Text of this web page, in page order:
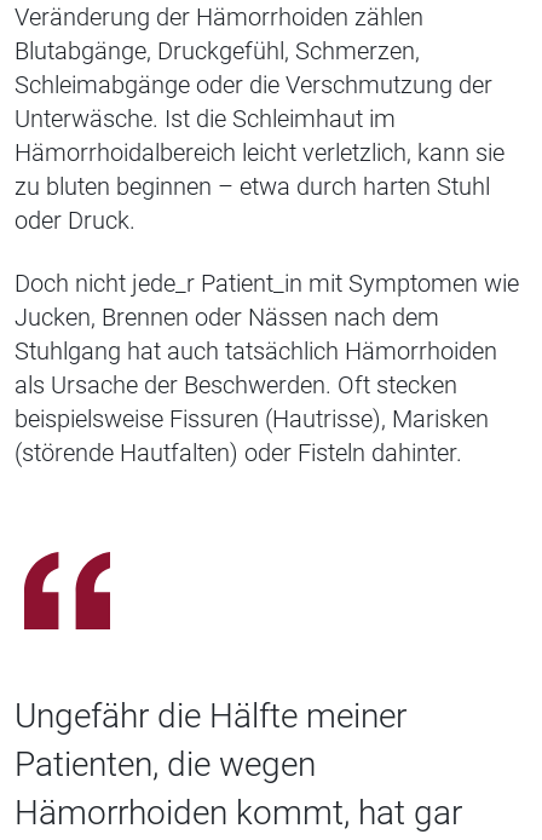
Veränderung der Hämorrhoiden zählen
Blutabgänge, Druckgefühl, Schmerzen,
Schleimabgänge oder die Verschmutzung der
Unterwäsche. Ist die Schleimhaut im
Hämorrhoidalbereich leicht verletzlich, kann sie
zu bluten beginnen – etwa durch harten Stuhl
oder Druck.
Doch nicht jede r Patient _in mit Symptomen wie
Jucken, Brennen oder Nässen nach dem
Stuhlgang hat auch tatsächlich Hämorrhoiden
als Ursache der Beschwerden. Oft stecken
beispielsweise Fissuren (Hautrisse), Marisken
(störende Hautfalten) oder Fisteln dahinter.
Ungefähr die Hälfte meiner
Patienten, die wegen
Hämorrhoiden kommt, hat gar